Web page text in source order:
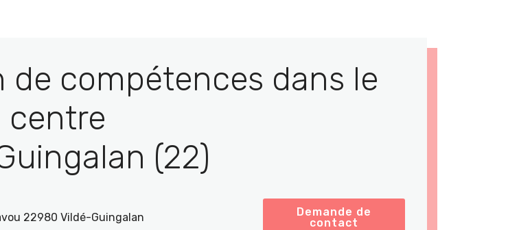
de compétences dans le
centre
(22)
22980 Vildé-Guingalan
Demande de
contact